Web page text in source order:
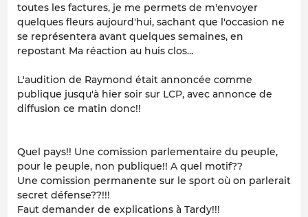
toutes les factures, je me permets de m'envoyer
quelques fleurs aujourd'hui, sachant que l'occasion ne
se représentera avant quelques semaines, en
repostant Ma réaction au huis clos...
L'audition de Raymond était annoncée comme
publique jusqu'à hier soir sur LCP, avec annonce de
diffusion ce matin donc!!
Quel pays!! Une comission parlementaire du peuple,
pour le peuple, non publique!! A quel motif??
Une comission permanente sur le sport où on parlerait
secret défense??!!!
Faut demander de explications à Tardy!!!